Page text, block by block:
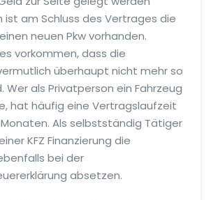
ist am Schluss des Vertrages die
neuen Pkw vorhanden.
vorkommen, dass die
überhaupt nicht mehr so
Wer als Privatperson ein Fahrzeug
hat häufig eine Vertragslaufzeit
Als selbstständig Tätiger
KFZ Finanzierung die
bei der
absetzen.